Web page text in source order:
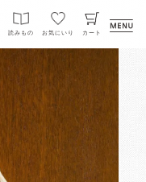
読みもの お気にいり カート